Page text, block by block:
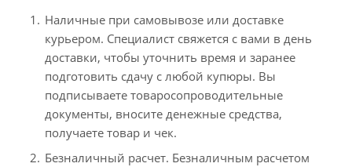
Наличные при самовывозе или доставке
курьером. Специалист свяжется с вами в день
доставки, чтобы уточнить время и заранее
подготовить сдачу с любой купюры. Вы
подписываете товаросопроводительные
документы, вносите денежные средства,
получаете товар и чек.
Безналичный расчет. Безналичным расчетом